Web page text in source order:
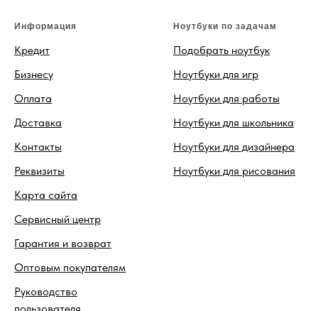
Информация
Кредит
Бизнесу
Оплата
Доставка
Контакты
Реквизиты
Карта сайта
Сервисный центр
Гарантия и возврат
Оптовым покупателям
Руководство
Ноутбуки по задачам
Подобрать ноутбук
Ноутбуки для игр
Ноутбуки для работы
Ноутбуки для школьника
Ноутбуки для дизайнера
Ноутбуки для рисования